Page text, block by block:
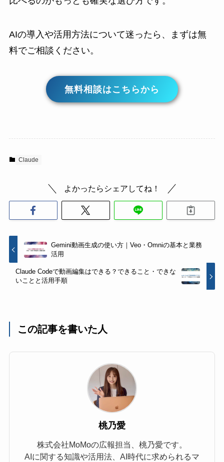
AIの導入や活用方法について迷ったら、まずは無
料でご相談ください。
無料相談はこちらから
Claude
よかったらシェアしてね！
Gemini動画生成の使い方｜Veo・Omniの基本と業務
活用
Claude Codeで動画編集はできる？できること・できな
いことと活用手順
この記事を書いた人
桃乃愛
株式会社MoMoの広報担当、桃乃愛です。
AIに関する知識や活用法、AI時代に求められるマ